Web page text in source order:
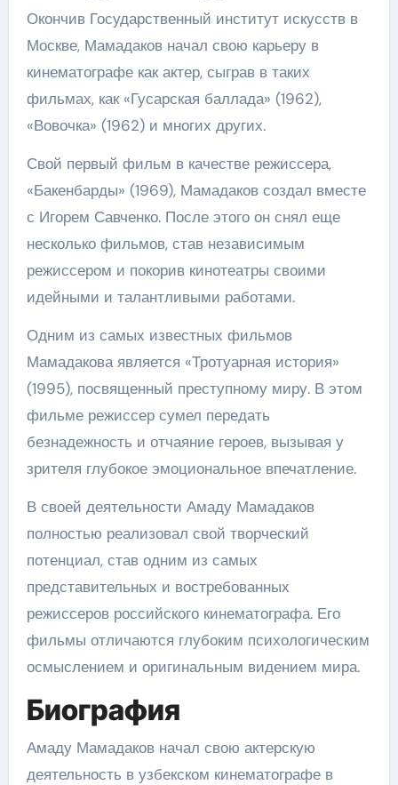
Окончив Государственный институт искусств в
Москве, Мамадаков начал свою карьеру в
кинематографе как актер, сыграв в таких
фильмах, как «Гусарская баллада» (1962),
«Вовочка» (1962) и многих других.
Свой первый фильм в качестве режиссера,
«Бакенбарды» (1969), Мамадаков создал вместе
с Игорем Савченко. После этого он снял еще
несколько фильмов, став независимым
режиссером и покорив кинотеатры своими
идейными и талантливыми работами.
Одним из самых известных фильмов
Мамадакова является «Тротуарная история»
(1995), посвященный преступному миру. В этом
фильме режиссер сумел передать
безнадежность и отчаяние героев, вызывая у
зрителя глубокое эмоциональное впечатление.
В своей деятельности Амаду Мамадаков
полностью реализовал свой творческий
потенциал, став одним из самых
представительных и востребованных
режиссеров российского кинематографа. Его
фильмы отличаются глубоким психологическим
осмыслением и оригинальным видением мира.
Биография
Амаду Мамадаков начал свою актерскую
деятельность в узбекском кинематографе в